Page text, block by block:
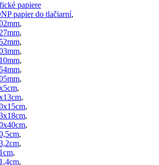
papiere
papier do tlačiarní,
,
,
,
,
,
,
,
,
,
,
,
,
,
,
,
,